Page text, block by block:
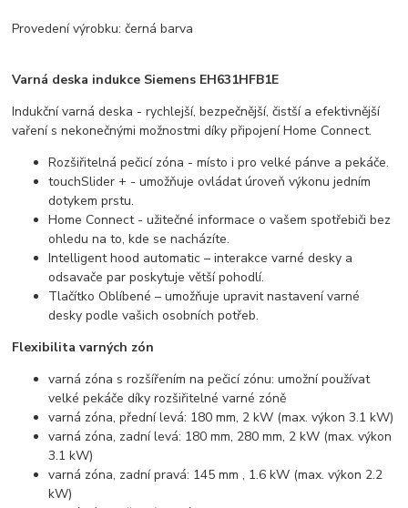
Provedení výrobku: černá barva
Varná deska indukce Siemens EH631HFB1E
Indukční varná deska - rychlejší, bezpečnější, čistší a efektivnější
vaření s nekonečnými možnostmi díky připojení Home Connect.
Rozšiřitelná pečicí zóna - místo i pro velké pánve a pekáče.
touchSlider + - umožňuje ovládat úroveň výkonu jedním
dotykem prstu.
Home Connect - užitečné informace o vašem spotřebiči bez
ohledu na to, kde se nacházíte.
Intelligent hood automatic – interakce varné desky a
odsavače par poskytuje větší pohodlí.
Tlačítko Oblíbené – umožňuje upravit nastavení varné
desky podle vašich osobních potřeb.
Flexibilita varných zón
varná zóna s rozšířením na pečicí zónu: umožní používat
velké pekáče díky rozšiřitelné varné zóně
varná zóna, přední levá: 180 mm, 2 kW (max. výkon 3.1 kW)
varná zóna, zadní levá: 180 mm, 280 mm, 2 kW (max. výkon
3.1 kW)
varná zóna, zadní pravá: 145 mm , 1.6 kW (max. výkon 2.2
kW)